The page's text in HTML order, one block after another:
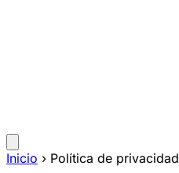
Inicio › Política de privacidad